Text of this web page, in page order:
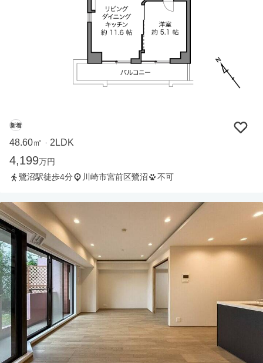
新着
48.60㎡ ・ 2LDK
4,199万円
鷺沼駅徒歩4分
川崎市宮前区鷺沼 不可